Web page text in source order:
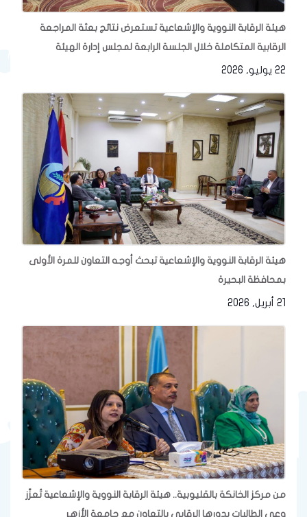
هيئة الرقابة النووية والإشعاعية تستعرض نتائج بعثة المراجعة
الرقابية المتكاملة خلال الجلسة الرابعة لمجلس إدارة الهيئة
22 يوليو, 2026
هيئة الرقابة النووية والإشعاعية تبحث أوجه التعاون للمرة الأولى
بمحافظة البحيرة
21 أبريل, 2026
من مركز الخانكة بالقليوبية.. هيئة الرقابة النووية والإشعاعية تُعزّز
وعي الطالبات بدورها الرقابي بالتعاون مع جامعة الأزهر